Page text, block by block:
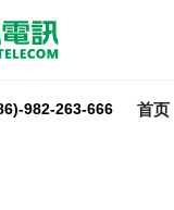
982-263-666 首页